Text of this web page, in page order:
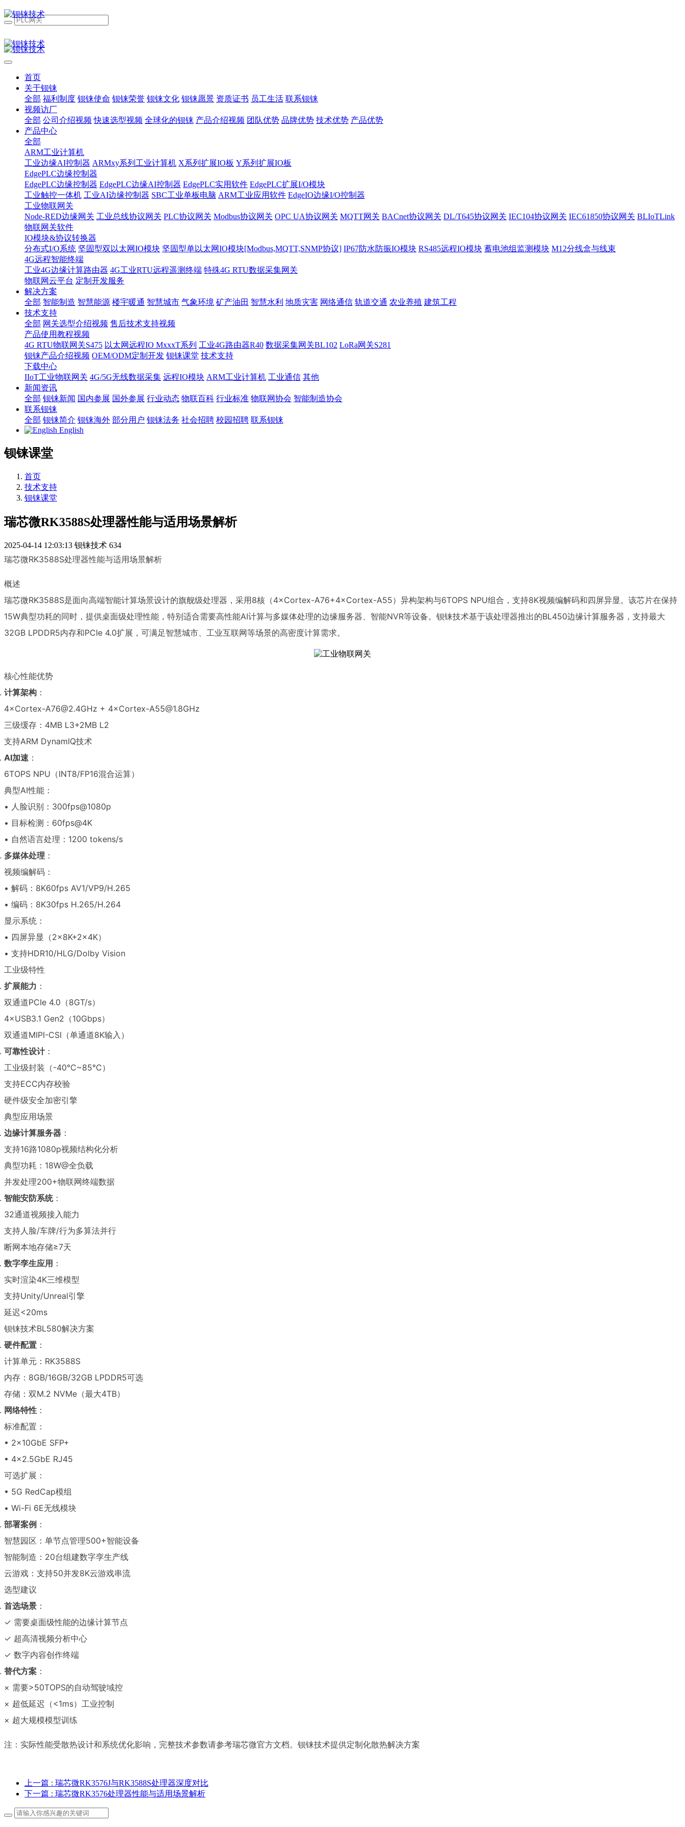
首页
关于钡铼
全部 福利制度 钡铼使命 钡铼荣誉 钡铼文化 钡铼愿景 资质证书 员工生活 联系钡铼
视频访厂
全部 公司介绍视频 快速选型视频 全球化的钡铼 产品介绍视频 团队优势 品牌优势 技术优势 产品优势
产品中心
全部
ARM工业计算机
工业边缘AI控制器 ARMxy系列工业计算机 X系列扩展IO板 Y系列扩展IO板
EdgePLC边缘控制器
EdgePLC边缘控制器 EdgePLC边缘AI控制器 EdgePLC实用软件 EdgePLC扩展I/O模块
工业触控一体机 工业AI边缘控制器 SBC工业单板电脑 ARM工业应用软件 EdgeIO边缘I/O控制器
工业物联网关
Node-RED边缘网关 工业总线协议网关 PLC协议网关 Modbus协议网关 OPC UA协议网关 MQTT网关 BACnet协议网关 DL/T645协议网关 IEC104协议网关 IEC61850协议网关 BLIoTLink
物联网关软件
IO模块&协议转换器
分布式I/O系统 坚固型双以太网IO模块 坚固型单以太网IO模块[Modbus,MQTT,SNMP协议] IP67防水防振IO模块 RS485远程IO模块 蓄电池组监测模块 M12分线盒与线束
4G远程智能终端
工业4G边缘计算路由器 4G工业RTU远程遥测终端 特殊4G RTU数据采集网关
物联网云平台 定制开发服务
解决方案
全部 智能制造 智慧能源 楼宇暖通 智慧城市 气象环境 矿产油田 智慧水利 地质灾害 网络通信 轨道交通 农业养殖 建筑工程
技术支持
全部 网关选型介绍视频 售后技术支持视频
产品使用教程视频
4G RTU物联网关S475 以太网远程IO MxxxT系列 工业4G路由器R40 数据采集网关BL102 LoRa网关S281
钡铼产品介绍视频 OEM/ODM定制开发 钡铼课堂 技术支持
下载中心
IIoT工业物联网关 4G/5G无线数据采集 远程IO模块 ARM工业计算机 工业通信 其他
新闻资讯
全部 钡铼新闻 国内参展 国外参展 行业动态 物联百科 行业标准 物联网协会 智能制造协会
联系钡铼
全部 钡铼简介 钡铼海外 部分用户 钡铼法务 社会招聘 校园招聘 联系钡铼
English
钡铼课堂
首页
技术支持
钡铼课堂
瑞芯微RK3588S处理器性能与适用场景解析
2025-04-14 12:03:13 钡铼技术 634
瑞芯微RK3588S处理器性能与适用场景解析
概述
瑞芯微RK3588S是面向高端智能计算场景设计的旗舰级处理器，采用8核（4×Cortex-A76+4×Cortex-A55）异构架构与6TOPS NPU组合，支持8K视频编解码和四屏异显。该芯片在保持
15W典型功耗的同时，提供桌面级处理性能，特别适合需要高性能AI计算与多媒体处理的边缘服务器、智能NVR等设备。钡铼技术基于该处理器推出的BL450边缘计算服务器，支持最大
32GB LPDDR5内存和PCIe 4.0扩展，可满足智慧城市、工业互联网等场景的高密度计算需求。
核心性能优势
计算架构 ：
4×Cortex-A76@2.4GHz + 4×Cortex-A55@1.8GHz
三级缓存：4MB L3+2MB L2
支持ARM DynamIQ技术
AI加速 ：
6TOPS NPU（INT8/FP16混合运算）
典型AI性能：
• 人脸识别：300fps@1080p
• 目标检测：60fps@4K
• 自然语言处理：1200 tokens/s
多媒体处理 ：
视频编解码：
• 解码：8K60fps AV1/VP9/H.265
• 编码：8K30fps H.265/H.264
显示系统：
• 四屏异显（2×8K+2×4K）
• 支持HDR10/HLG/Dolby Vision
工业级特性
扩展能力 ：
双通道PCIe 4.0（8GT/s）
4×USB3.1 Gen2（10Gbps）
双通道MIPI-CSI（单通道8K输入）
可靠性设计：
工业级封装（-40℃~85℃）
支持ECC内存校验
硬件级安全加密引擎
典型应用场景
边缘计算服务器 ：
支持16路1080p视频结构化分析
典型功耗：18W@全负载
并发处理200+物联网终端数据
智能安防系统：
32通道视频接入能力
支持人脸/车牌/行为多算法并行
断网本地存储≥7天
数字孪生应用 ：
实时渲染4K三维模型
支持Unity/Unreal引擎
延迟<20ms
钡铼技术BL580解决方案
硬件配置 ：
计算单元：RK3588S
内存：8GB/16GB/32GB LPDDR5可选
存储：双M.2 NVMe（最大4TB）
网络特性 ：
标准配置：
• 2×10GbE SFP+
• 4×2.5GbE RJ45
可选扩展：
• 5G RedCap模组
• Wi-Fi 6E无线模块
部署案例 ：
智慧园区：单节点管理500+智能设备
智能制造：20台组建数字孪生产线
云游戏：支持50并发8K云游戏串流
选型建议
首选场景 ：
✓ 需要桌面级性能的边缘计算节点
✓ 超高清视频分析中心
✓ 数字内容创作终端
替代方案 ：
× 需要>50TOPS的自动驾驶域控
× 超低延迟（<1ms）工业控制
× 超大规模模型训练
注：实际性能受散热设计和系统优化影响，完整技术参数请参考瑞芯微官方文档。钡铼技术提供定制化散热解决方案
上一篇 : 瑞芯微RK3576J与RK3588S处理器深度对比
下一篇 : 瑞芯微RK3576处理器性能与适用场景解析